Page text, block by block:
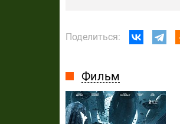
Поделиться:
Фильм